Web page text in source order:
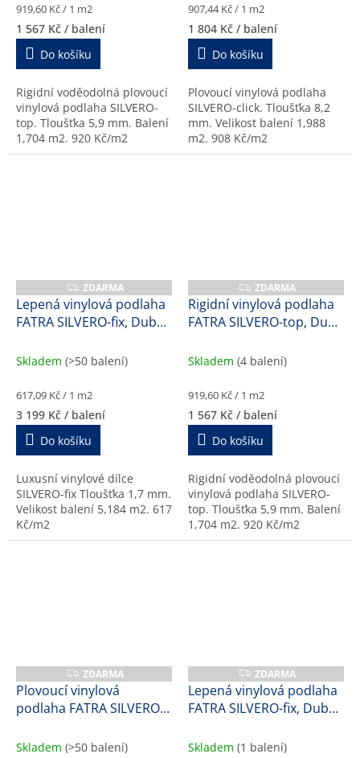
1 567 Kč / balení
Měrná
cena:
919,60 Kč / 1 m2
Do košíku
Rigidní voděodolná plovoucí
vinylová podlaha SILVERO-
top. Tloušťka 5,9 mm. Balení
1,704 m2. 920 Kč/m2
1 804 Kč / balení
Měrná
cena:
907,44 Kč / 1 m2
Do košíku
Plovoucí vinylová podlaha
SILVERO-click. Tloušťka 8,2
mm. Velikost balení 1,988
m2. 908 Kč/m2
Z
D
A
R
ZDARMA
Lepená vinylová podlaha
FATRA SILVERO-fix, Dub
mm
Skladem (>50 balení)
3 199 Kč / balení
Měrná
cena:
617,09 Kč / 1 m2
Do košíku
Luxusní vinylové dílce
SILVERO-fix Tloušťka 1,7 mm.
Velikost balení 5,184 m2. 617
Kč/m2
Z
D
A
R
ZDARMA
Rigidní vinylová podlaha
FATRA SILVERO-top, Dub
Skladem (4 balení)
1 567 Kč / balení
Měrná
cena:
919,60 Kč / 1 m2
Do košíku
Rigidní voděodolná plovoucí
vinylová podlaha SILVERO-
top. Tloušťka 5,9 mm. Balení
1,704 m2. 920 Kč/m2
Z
D
A
R
ZDARMA
Plovoucí vinylová
podlaha FATRA SILVERO-
8,2 mm
Skladem (>50 balení)
Z
D
A
R
ZDARMA
Lepená vinylová podlaha
FATRA SILVERO-fix, Dub
Skladem (1 balení)